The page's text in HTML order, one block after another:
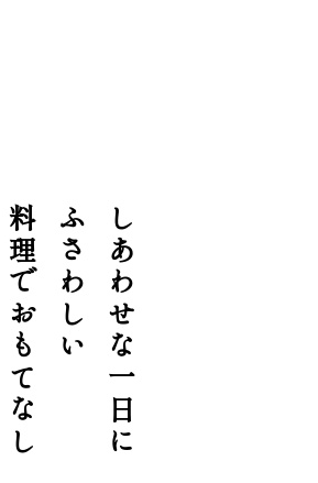
しあわせな一日に
ふさわしい
料理でおもてなし